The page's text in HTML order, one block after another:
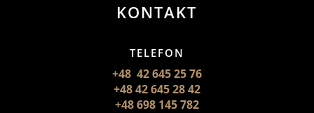
KONTAKT
TELEFON
+48 42 645 25 76
+48 42 645 28 42
+48 698 145 782